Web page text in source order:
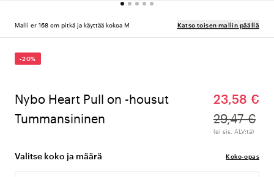
Malli er 168 cm pitkä ja käyttää kokoa M Katso toisen mallin päällä
-20%
Nybo Heart Pull on -housut
Tummansininen
23,58 €
29,47 €
(ei sis. ALV:tä)
Valitse koko ja määrä Koko-opas